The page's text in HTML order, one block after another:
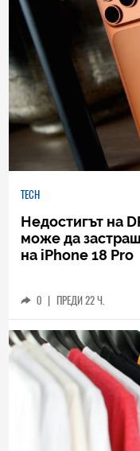
TECH
Недостигът на
може да
на iPhone 18 Pro
0 | ПРЕДИ 22 Ч.